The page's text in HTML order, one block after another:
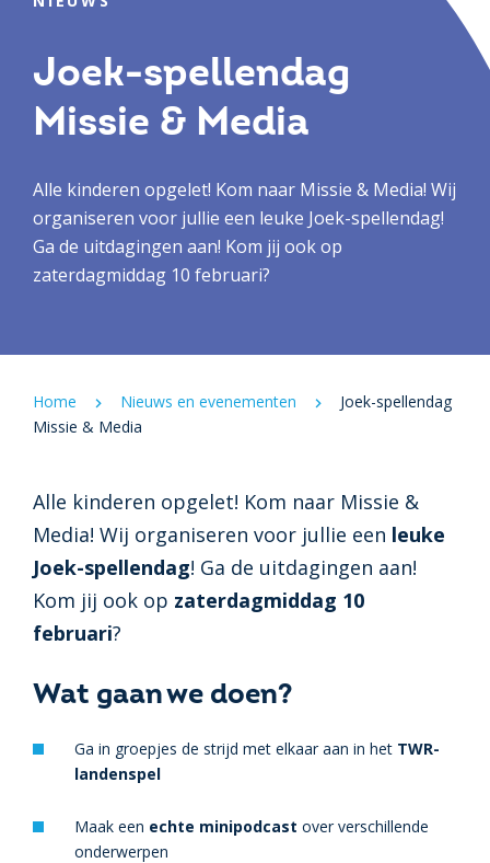
Joek-spellendag
Missie & Media
Alle kinderen opgelet! Kom naar Missie & Media! Wij
organiseren voor jullie een leuke Joek-spellendag!
Ga de uitdagingen aan! Kom jij ook op
zaterdagmiddag 10 februari?
Home Nieuws en evenementen
Joek-spellendag
Missie & Media
Alle kinderen opgelet! Kom naar Missie &
Media! Wij organiseren voor jullie een leuke
Joek-spellendag! Ga de uitdagingen aan!
Kom jij ook op zaterdagmiddag 10
februari?
Wat gaan we doen?
Ga in groepjes de strijd met elkaar aan in het TWR-
landenspel
Maak een echte minipodcast over verschillende
onderwerpen